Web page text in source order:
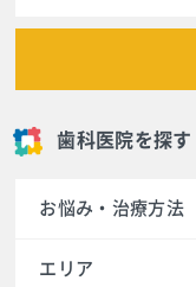
歯科医院を探す
お悩み・治療方法
エリア